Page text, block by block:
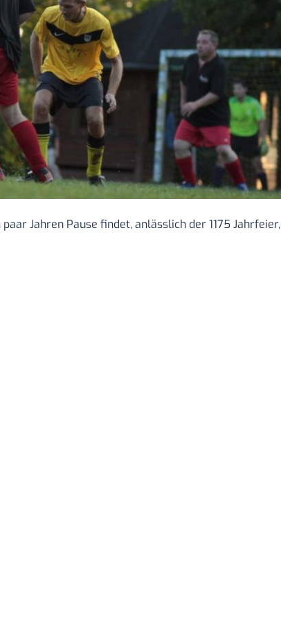
Jahren Pause findet, anlässlich der 1175 Jahrfeier,